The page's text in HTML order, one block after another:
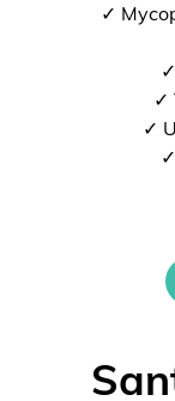
✓
✓
✓